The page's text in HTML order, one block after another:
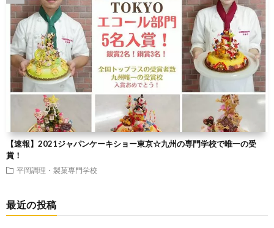
【速報】2021ジャパンケーキショー東京☆九州の専門学校で唯一の受
賞！
平岡調理・製菓専門学校
最近の投稿